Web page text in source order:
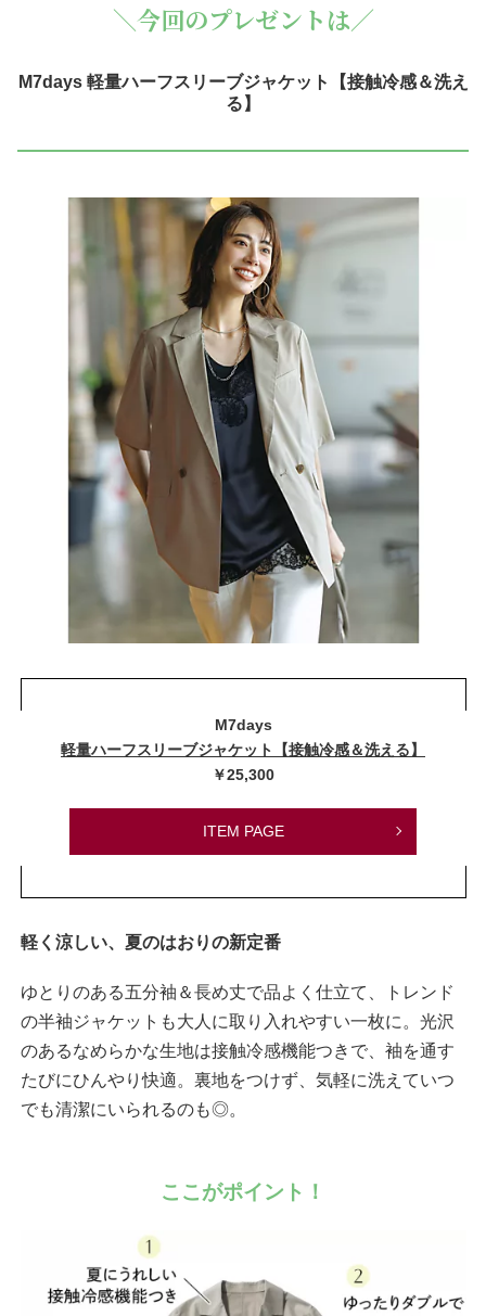
＼今回のプレゼントは／
M7days 軽量ハーフスリーブジャケット【接触冷感＆洗え
る】
M7days
軽量ハーフスリーブジャケット【接触冷感＆洗える】
￥25,300
ITEM PAGE
軽く涼しい、夏のはおりの新定番
ゆとりのある五分袖＆長め丈で品よく仕立て、トレンド
の半袖ジャケットも大人に取り入れやすい一枚に。光沢
のあるなめらかな生地は接触冷感機能つきで、袖を通す
たびにひんやり快適。裏地をつけず、気軽に洗えていつ
でも清潔にいられるのも◎。
ここがポイント！